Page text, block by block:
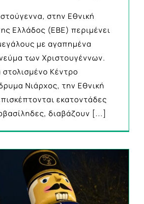
στην Εθνική
Ελλάδος (ΕΒΕ) περιμένει
με αγαπημένα
των Χριστουγέννων.
Κέντρο
Νιάρχος, την Εθνική
εκατοντάδες
διαβάζουν [...]